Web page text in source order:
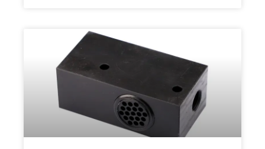
Indonesian
Italian
Korean
Portuguese